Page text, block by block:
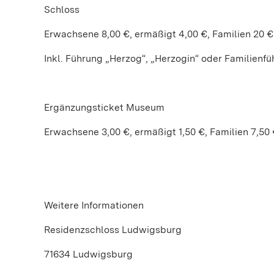
Schloss
Erwachsene 8,00 €, ermäßigt 4,00 €, Familien 20 €
Inkl. Führung „Herzog“, „Herzogin“ oder
Ergänzungsticket Museum
Erwachsene 3,00 €, ermäßigt 1,50 €, Familien 7,50
Weitere Informationen
Residenzschloss Ludwigsburg
71634 Ludwigsburg